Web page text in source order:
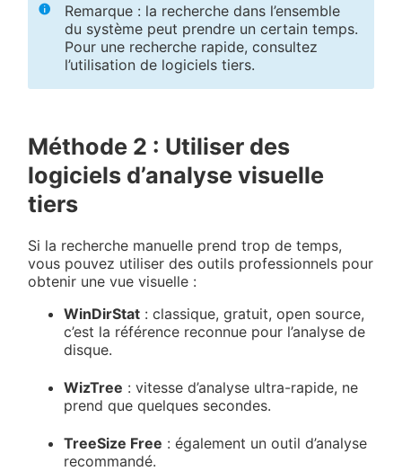
Remarque : la recherche dans l’ensemble
du système peut prendre un certain temps.
Pour une recherche rapide, consultez
l’utilisation de logiciels tiers.
Méthode 2 : Utiliser des
logiciels d’analyse visuelle
tiers
Si la recherche manuelle prend trop de temps,
vous pouvez utiliser des outils professionnels pour
obtenir une vue visuelle :
WinDirStat : classique, gratuit, open source,
c’est la référence reconnue pour l’analyse de
disque.
WizTree : vitesse d’analyse ultra-rapide, ne
prend que quelques secondes.
TreeSize Free : également un outil d’analyse
recommandé.